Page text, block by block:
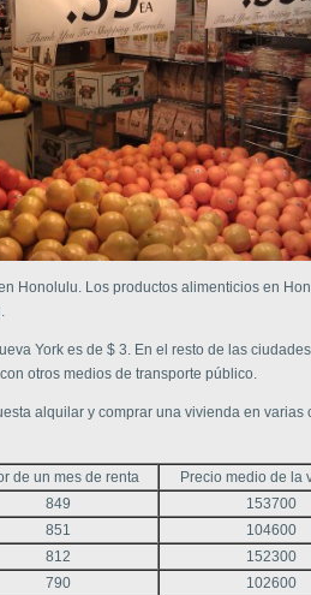
Honolulu. Los productos alimenticios en
York es de $ 3. En el resto de las
otros medios de transporte público.
alquilar y comprar una vivienda en varias
de un mes de renta
Precio medio de la
849
153700
851
104600
812
152300
790
102600